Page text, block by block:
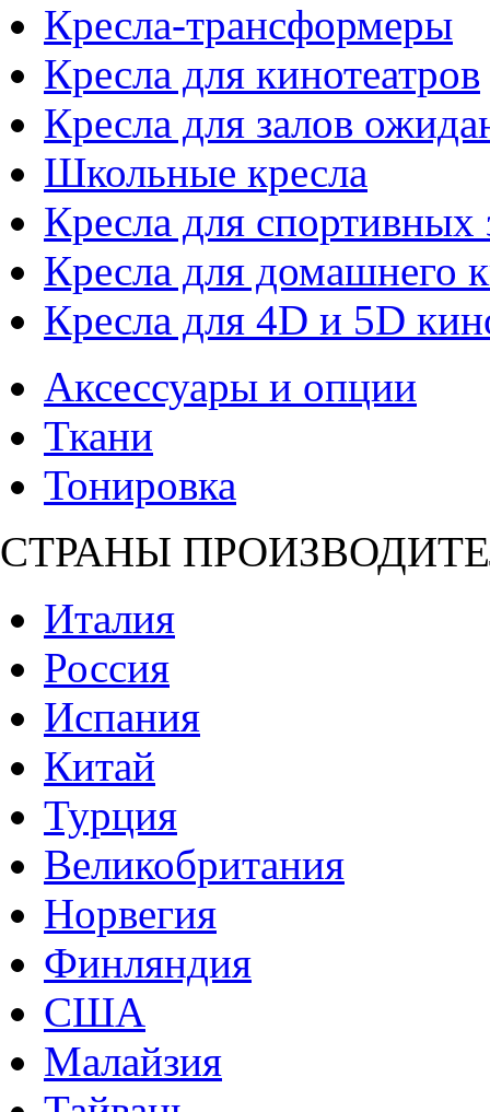
Кресла-трансформеры
Кресла для кинотеатров
Кресла для залов
Школьные кресла
Кресла для спортивных
Кресла для домашнего
Кресла для 4D и 5D
Аксессуары и опции
Ткани
Тонировка
СТРАНЫ
Италия
Россия
Испания
Китай
Турция
Великобритания
Норвегия
Финляндия
США
Малайзия